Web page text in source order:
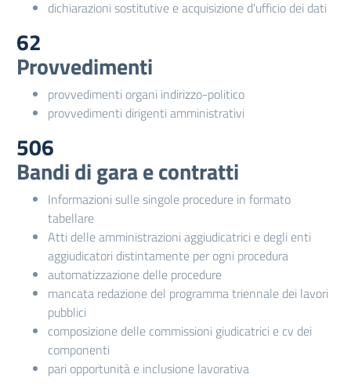
dichiarazioni sostitutive e acquisizione d'ufficio dei dati
62
Provvedimenti
provvedimenti organi indirizzo-politico
provvedimenti dirigenti amministrativi
506
Bandi di gara e contratti
Informazioni sulle singole procedure in formato
tabellare
Atti delle amministrazioni aggiudicatrici e degli enti
aggiudicatori distintamente per ogni procedura
automatizzazione delle procedure
mancata redazione del programma triennale dei lavori
pubblici
composizione delle commissioni giudicatrici e cv dei
componenti
pari opportunità e inclusione lavorativa